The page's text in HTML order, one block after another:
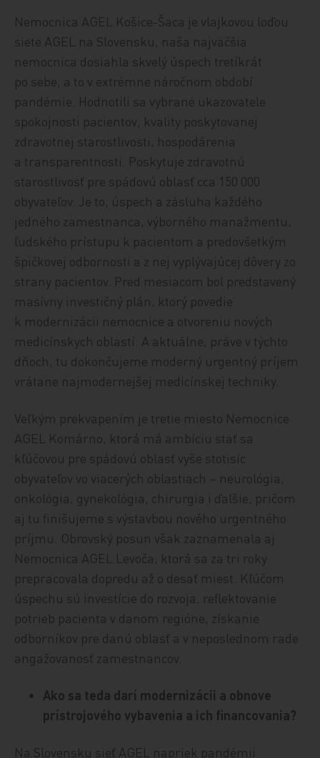
Nemocnica AGEL Košice-Šaca je vlajkovou loďou
siete AGEL na Slovensku, naša najväčšia
nemocnica dosiahla skvelý úspech tretíkrát
po sebe, a to v extrémne náročnom období
pandémie. Hodnotili sa vybrané ukazovatele
spokojnosti pacientov, kvality poskytovanej
zdravotnej starostlivosti, hospodárenia
a transparentnosti. Poskytuje zdravotnú
starostlivosť pre spádovú oblasť cca 150 000
obyvateľov. Je to, úspech a zásluha každého
jedného zamestnanca, výborného manažmentu,
ľudského prístupu k pacientom a predovšetkým
špičkovej odbornosti a z nej vyplývajúcej dôvery zo
strany pacientov. Pred mesiacom bol predstavený
masívny investičný plán, ktorý povedie
k modernizácii nemocnice a otvoreniu nových
medicínskych oblastí. A aktuálne, práve v týchto
dňoch, tu dokončujeme moderný urgentný príjem
vrátane najmodernejšej medicínskej techniky.
Veľkým prekvapením je tretie miesto Nemocnice
AGEL Komárno, ktorá má ambíciu stať sa
kľúčovou pre spádovú oblasť vyše stotisíc
obyvateľov vo viacerých oblastiach – neurológia,
onkológia, gynekológia, chirurgia i ďalšie, pričom
aj tu finišujeme s výstavbou nového urgentného
príjmu. Obrovský posun však zaznamenala aj
Nemocnica AGEL Levoča, ktorá sa za tri roky
prepracovala dopredu až o desať miest. Kľúčom
úspechu sú investície do rozvoja, reflektovanie
potrieb pacienta v danom regióne, získanie
odborníkov pre danú oblasť a v neposlednom rade
angažovanosť zamestnancov.
Ako sa teda darí modernizácii a obnove
prístrojového vybavenia a ich financovania?
Na Slovensku sieť AGEL napriek pandémii